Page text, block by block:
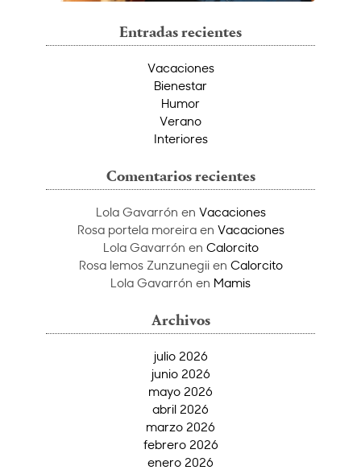
Entradas recientes
Vacaciones
Bienestar
Humor
Verano
Interiores
Comentarios recientes
Lola Gavarrón en Vacaciones
Rosa portela moreiraen Vacaciones
Lola Gavarrón en Calorcito
Rosa lemos Zunzunegiien Calorcito
Lola Gavarrón en Mamis
Archivos
julio 2026
junio 2026
mayo 2026
abril 2026
marzo 2026
febrero 2026
enero 2026